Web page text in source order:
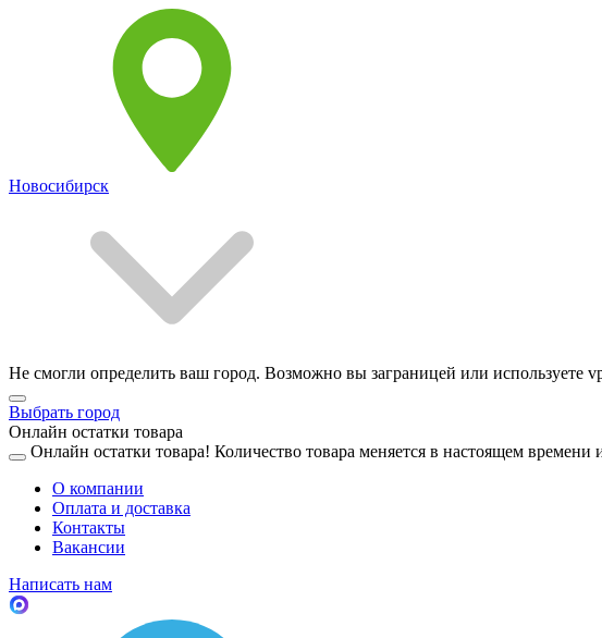
Новосибирск
Не смогли определить ваш город. Возможно вы заграницей или используете
Выбрать город
Онлайн остатки товара
Онлайн остатки товара! Количество товара меняется в настоящем времени
О компании
Оплата и доставка
Контакты
Вакансии
Написать нам